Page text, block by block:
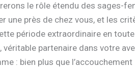
le rôle étendu des sages-
une près de chez vous, et les
période extraordinaire en
véritable partenaire dans votre
: bien plus que l’accouchement